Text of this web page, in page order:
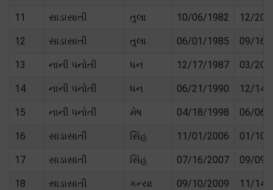
11 સાડાસાતી તુલા 10/06/1982 12/20/
12 સાડાસાતી તુલા 06/01/1985 09/16/
13 નાની પનોતી ધન 12/17/1987 03/20/
14 નાની પનોતી ધન 06/21/1990 12/14/
15 નાની પનોતી મેષ 04/18/1998 06/06/
16 સાડાસાતી સિંહ 11/01/2006 01/10/
17 સાડાસાતી સિંહ 07/16/2007 09/09/
18 સાડાસાતી કન્યા 09/10/2009 11/14/